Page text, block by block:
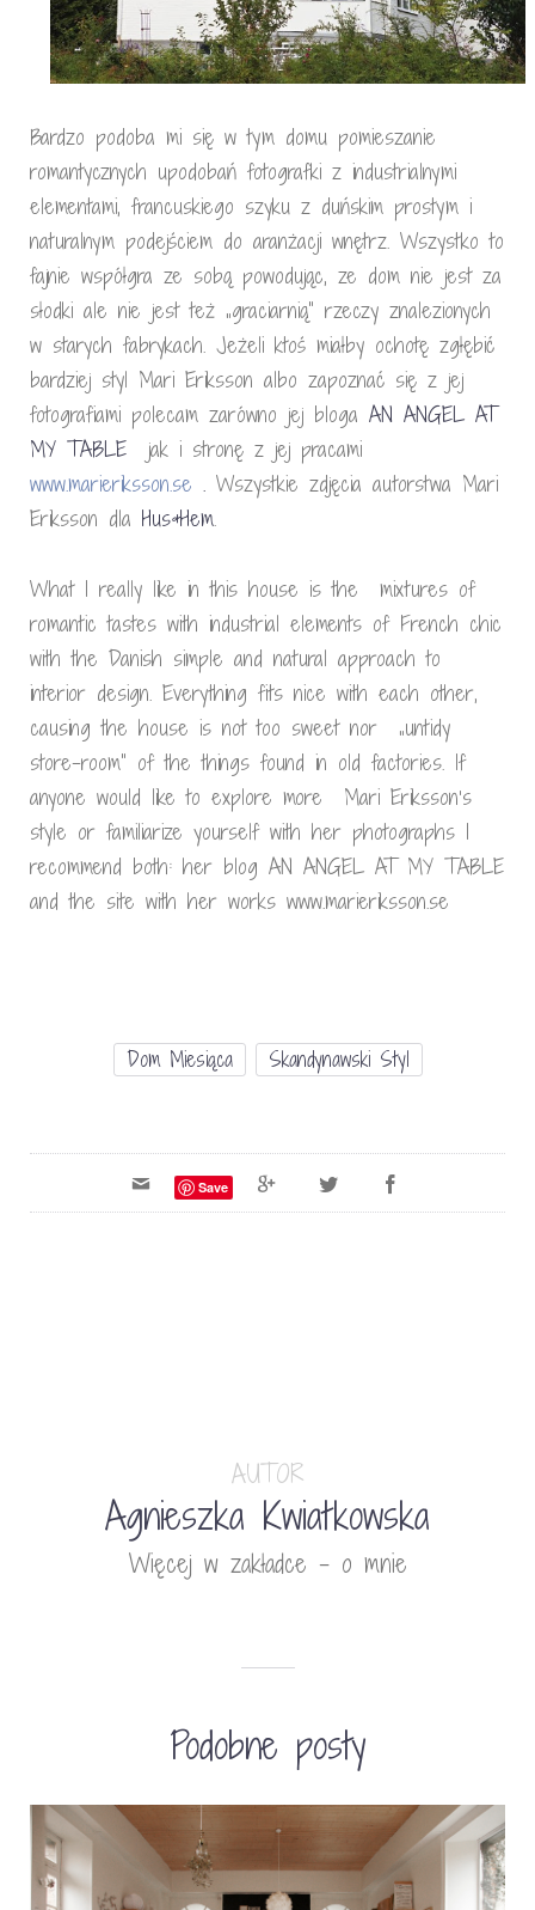
Bardzo podoba mi się w tym domu pomieszanie
romantycznych upodobań fotografki z industrialnymi
elementami, francuskiego szyku z duńskim prostym i
naturalnym podejściem do aranżacji wnętrz. Wszystko to
fajnie współgra ze sobą powodując, ze dom nie jest za
słodki ale nie jest też „graciarnią” rzeczy znalezionych
w starych fabrykach. Jeżeli ktoś miałby ochotę zgłębić
bardziej styl Mari Eriksson albo zapoznać się z jej
fotografiami polecam zarówno jej bloga AN ANGEL AT
MY TABLE jak i stronę z jej pracami
www.marieriksson.se . Wszystkie zdjęcia autorstwa Mari
Eriksson dla Hus&Hem.
What I really like in this house is the mixtures of
romantic tastes with industrial elements of French chic
with the Danish simple and natural approach to
interior design. Everything fits nice with each other,
causing the house is not too sweet nor „untidy
store-room” of the things found in old factories. If
anyone would like to explore more Mari Eriksson’s
style or familiarize yourself with her photographs I
recommend both: her ​​blog AN ANGEL AT MY TABLE
and the site with her works www.marieriksson.se
Dom Miesiąca Skandynawski Styl
Save
AUTOR
Agnieszka Kwiatkowska
Więcej w zakładce - o mnie
Podobne posty